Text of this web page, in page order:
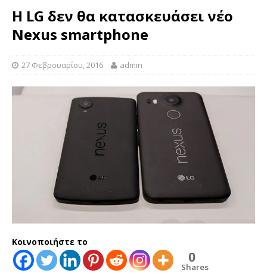
H LG δεν θα κατασκευάσει νέο
Nexus smartphone
27 Φεβρουαρίου, 2016 admin
Κοινοποιήστε το
0
Shares